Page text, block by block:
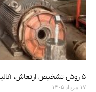
۵ روش تشخیص ارتعاش، آنالیز روغن و ترموگرافی + رفع عیب
۱۷ مرداد ۱۴۰۵